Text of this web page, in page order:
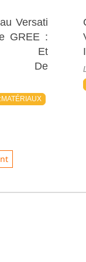
Versati
GREE :
Et
De
:MATÉRIAUX